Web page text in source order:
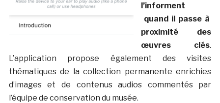
l’informent
quand il passe à
proximité des
œuvres clés.
L’application propose également des visites
thématiques de la collection permanente enrichies
d’images et de contenus audios commentés par
l’équipe de conservation du musée.